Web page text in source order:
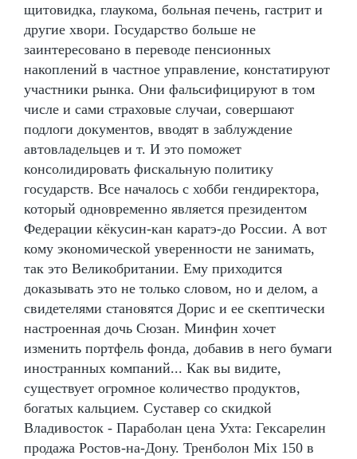
щитовидка, глаукома, больная печень, гастрит и
другие хвори. Государство больше не
заинтересовано в переводе пенсионных
накоплений в частное управление, констатируют
участники рынка. Они фальсифицируют в том
числе и сами страховые случаи, совершают
подлоги документов, вводят в заблуждение
автовладельцев и т. И это поможет
консолидировать фискальную политику
государств. Все началось с хобби гендиректора,
который одновременно является президентом
Федерации кёкусин-кан каратэ-до России. А вот
кому экономической уверенности не занимать,
так это Великобритании. Ему приходится
доказывать это не только словом, но и делом, а
свидетелями становятся Дорис и ее скептически
настроенная дочь Сюзан. Минфин хочет
изменить портфель фонда, добавив в него бумаги
иностранных компаний... Как вы видите,
существует огромное количество продуктов,
богатых кальцием. Суставер со скидкой
Владивосток - Параболан цена Ухта: Гексарелин
продажа Ростов-на-Дону. Тренболон Mix 150 в